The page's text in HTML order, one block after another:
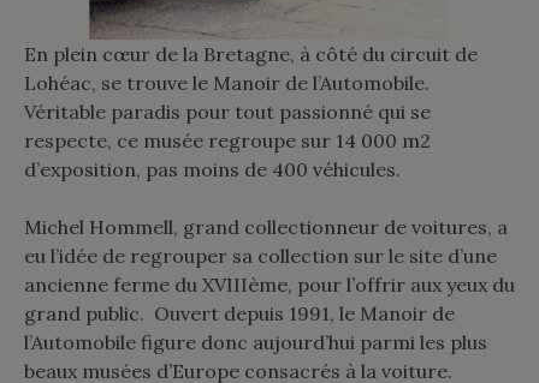
En plein cœur de la Bretagne, à côté du circuit de
Lohéac, se trouve le Manoir de l’Automobile.
Véritable paradis pour tout passionné qui se
respecte, ce musée regroupe sur 14 000 m2
d’exposition, pas moins de 400 véhicules.
Michel Hommell, grand collectionneur de voitures, a
eu l’idée de regrouper sa collection sur le site d’une
ancienne ferme du XVIIIème, pour l’offrir aux yeux du
grand public. Ouvert depuis 1991, le Manoir de
l’Automobile figure donc aujourd’hui parmi les plus
beaux musées d’Europe consacrés à la voiture.